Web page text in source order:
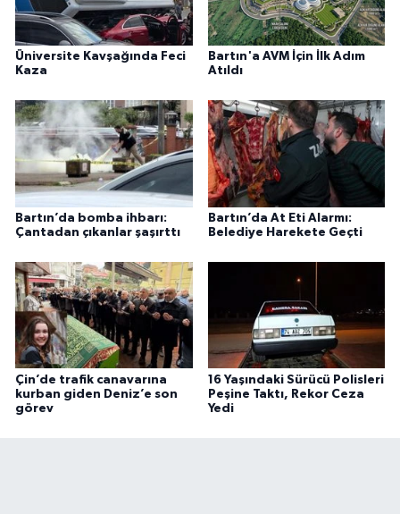
Üniversite Kavşağında Feci
Kaza
Bartın'a AVM İçin İlk Adım
Atıldı
Bartın’da bomba ihbarı:
Çantadan çıkanlar şaşırttı
Bartın’da At Eti Alarmı:
Belediye Harekete Geçti
Çin’de trafik canavarına
kurban giden Deniz’e son
görev
16 Yaşındaki Sürücü Polisleri
Peşine Taktı, Rekor Ceza
Yedi